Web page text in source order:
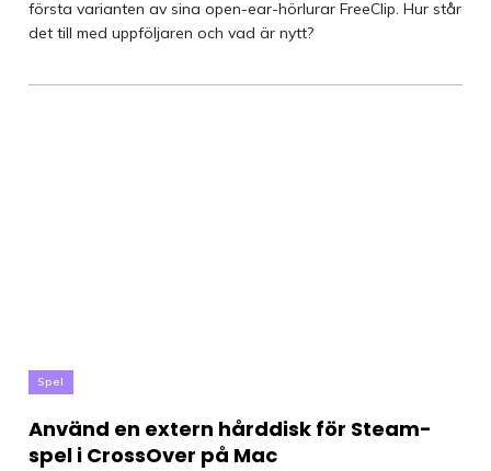
första varianten av sina open-ear-hörlurar FreeClip. Hur står
det till med uppföljaren och vad är nytt?
Spel
Använd en extern hårddisk för Steam-
spel i CrossOver på Mac